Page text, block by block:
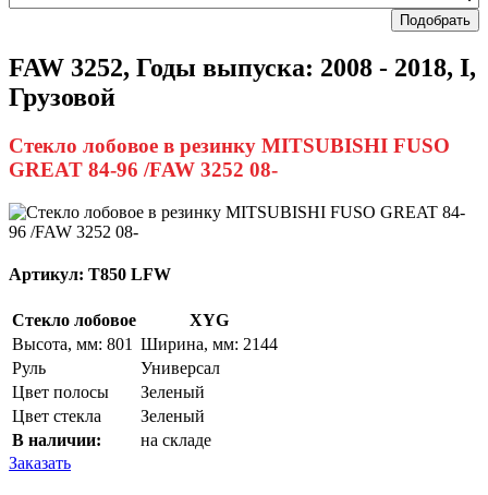
Подобрать
FAW 3252, Годы выпуска: 2008 - 2018, I,
Грузовой
Стекло лобовое в резинку MITSUBISHI FUSO
GREAT 84-96 /FAW 3252 08-
Артикул: T850 LFW
Стекло лобовое
XYG
Высота, мм: 801 Ширина, мм: 2144
Руль
Универсал
Цвет полосы
Зеленый
Цвет стекла
Зеленый
В наличии:
на складе
Заказать